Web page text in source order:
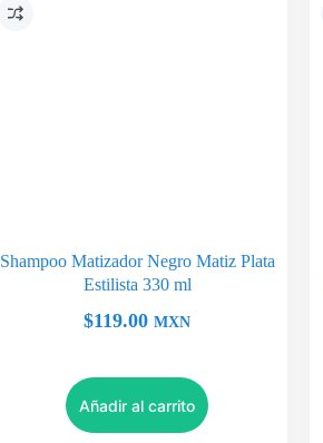
Shampoo Matizador Negro Matiz Plata
Estilista 330 ml
$119.00 MXN
Añadir al carrito